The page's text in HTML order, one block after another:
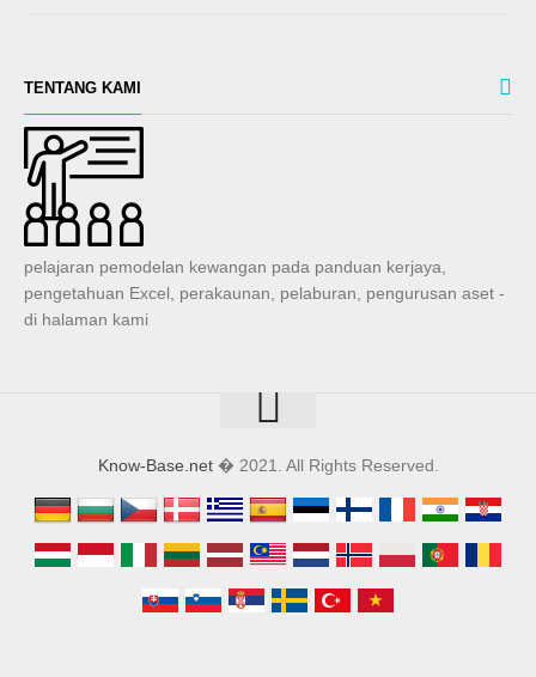
TENTANG KAMI
pelajaran pemodelan kewangan pada panduan kerjaya,
pengetahuan Excel, perakaunan, pelaburan, pengurusan aset -
di halaman kami
Know-Base.net� 2021. All Rights Reserved.